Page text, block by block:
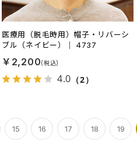
医療用（脱毛時用）帽子・リバーシ
ブル（ネイビー）｜ 4737
￥2,200
4.0 （2）
15 16 17 18 19